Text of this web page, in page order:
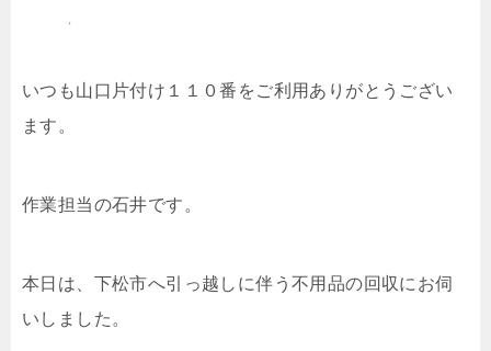
いつも山口片付け１１０番をご利用ありがとうござい
ます。
作業担当の石井です。
本日は、下松市へ引っ越しに伴う不用品の回収にお伺
いしました。